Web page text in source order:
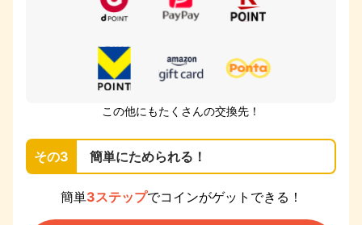
この他にもたくさんの交換先！
その3 簡単にためられる！
簡単3ステップでコインがゲットできる！